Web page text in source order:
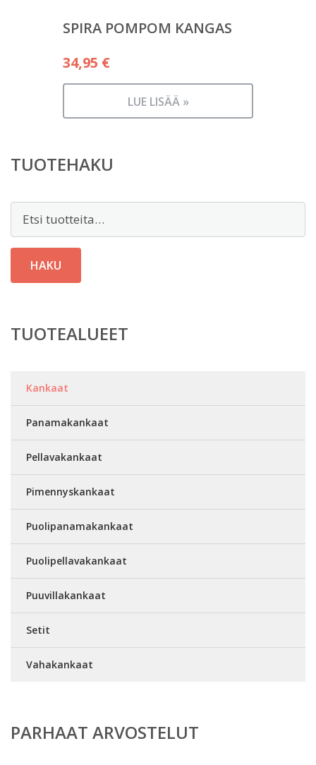
SPIRA POMPOM KANGAS
34,95 €
LUE LISÄÄ »
TUOTEHAKU
Etsi:
HAKU
TUOTEALUEET
Kankaat
Panamakankaat
Pellavakankaat
Pimennyskankaat
Puolipanamakankaat
Puolipellavakankaat
Puuvillakankaat
Setit
Vahakankaat
PARHAAT ARVOSTELUT